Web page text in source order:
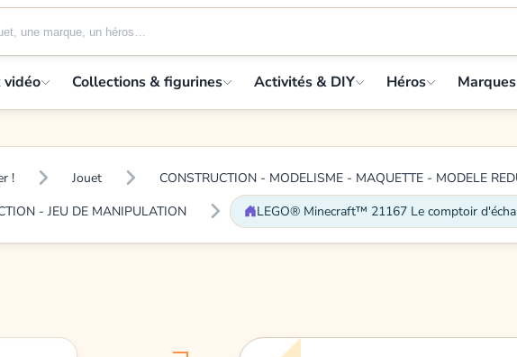
vidéo Collections & figurines Activités & DIY Héros Marques
! Jouet
CONSTRUCTION - MODELISME - MAQUETTE - MODELE
- JEU DE MANIPULATION
LEGO® Minecraft™ 21167 Le comptoir